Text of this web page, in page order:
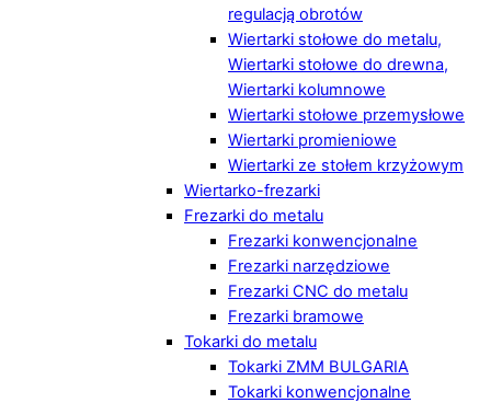
regulacją obrotów
Wiertarki stołowe do metalu,
Wiertarki stołowe do drewna,
Wiertarki kolumnowe
Wiertarki stołowe przemysłowe
Wiertarki promieniowe
Wiertarki ze stołem krzyżowym
Wiertarko-frezarki
Frezarki do metalu
Frezarki konwencjonalne
Frezarki narzędziowe
Frezarki CNC do metalu
Frezarki bramowe
Tokarki do metalu
Tokarki ZMM BULGARIA
Tokarki konwencjonalne